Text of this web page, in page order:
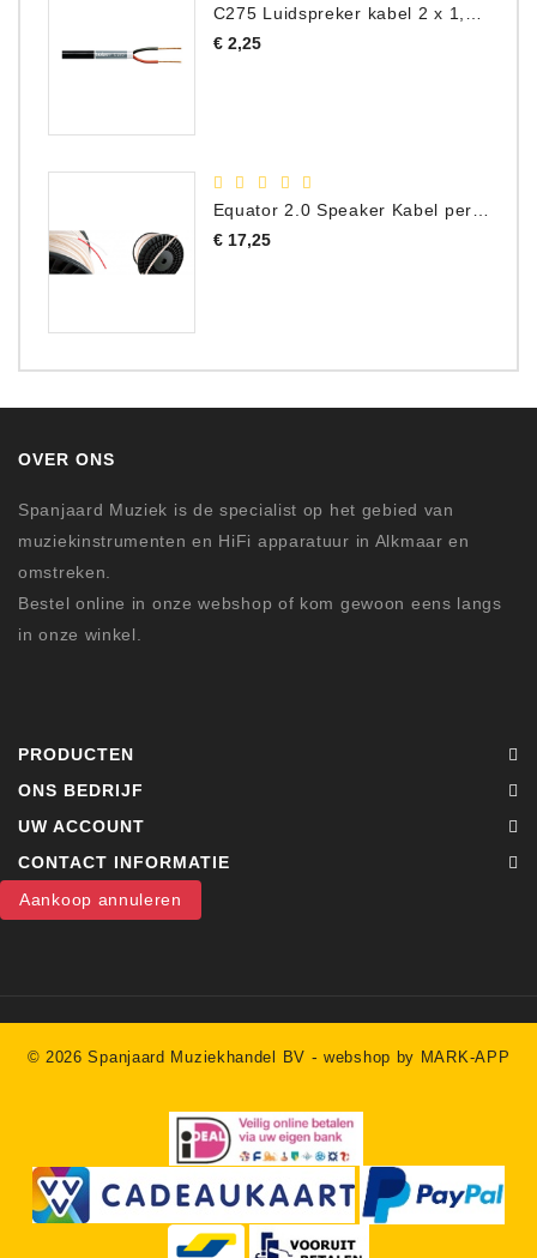
€ 2,25Prijs
Equator 2.0 Speaker Kabel per meter
€ 17,25Prijs
OVER ONS
Spanjaard Muziek is de specialist op het gebied van
muziekinstrumenten en HiFi apparatuur in Alkmaar en
omstreken.
Bestel online in onze webshop of kom gewoon eens langs
in onze winkel.
PRODUCTEN
ONS BEDRIJF
UW ACCOUNT
CONTACT INFORMATIE
Aankoop annuleren
© 2026 Spanjaard Muziekhandel BV -webshop by MARK-APP